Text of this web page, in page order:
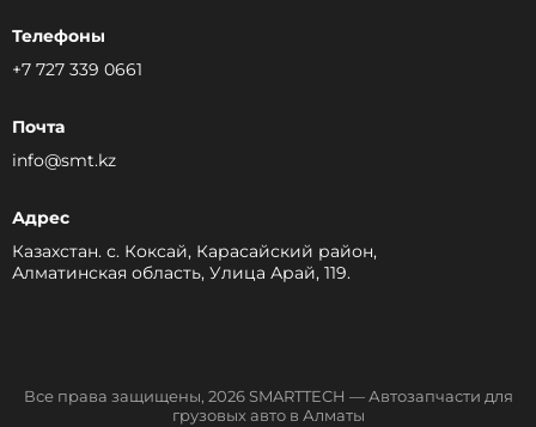
Телефоны
+7 727 339 0661
Почта
info@smt.kz
Адрес
Казахстан. с. Коксай, Карасайский район,
Алматинская область, Улица Арай, 119.
Все права защищены, 2026 SMARTTECH — Автозапчасти для
грузовых авто в Алматы